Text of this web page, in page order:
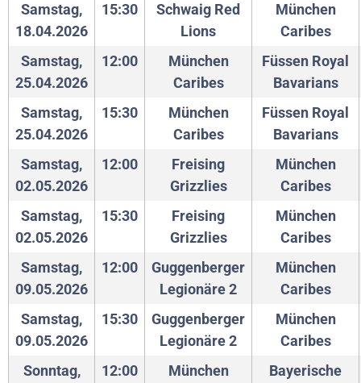
Samstag,
18.04.2026
15:30
Schwaig Red
Lions
München
Caribes
Samstag,
25.04.2026
12:00
München
Caribes
Füssen Royal
Bavarians
Samstag,
25.04.2026
15:30
München
Caribes
Füssen Royal
Bavarians
Samstag,
02.05.2026
12:00
Freising
Grizzlies
München
Caribes
Samstag,
02.05.2026
15:30
Freising
Grizzlies
München
Caribes
Samstag,
09.05.2026
12:00
Guggenberger
Legionäre 2
München
Caribes
Samstag,
09.05.2026
15:30
Guggenberger
Legionäre 2
München
Caribes
Sonntag,
12:00
München
Bayerische